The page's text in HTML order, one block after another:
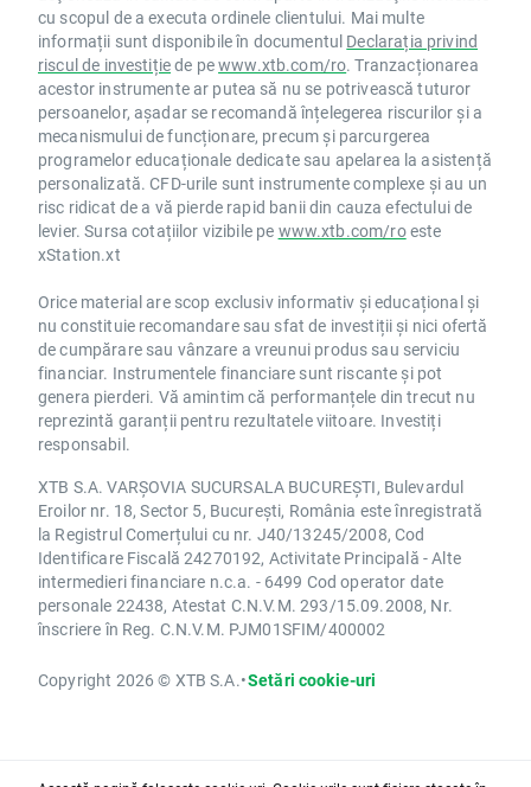
cu scopul de a executa ordinele clientului. Mai multe
informații sunt disponibile în documentul Declarația privind
riscul de investițiede pewww.xtb.com/ro. Tranzacționarea
acestor instrumente ar putea să nu se potrivească tuturor
persoanelor, așadar se recomandă înțelegerea riscurilor și a
mecanismului de funcționare, precum și parcurgerea
programelor educaționale dedicate sau apelarea la asistență
personalizată. CFD-urile sunt instrumente complexe și au un
risc ridicat de a vă pierde rapid banii din cauza efectului de
levier. Sursa cotațiilor vizibile pe www.xtb.com/roeste
xStation.xt
Orice material are scop exclusiv informativ și educațional și
nu constituie recomandare sau sfat de investiții și nici ofertă
de cumpărare sau vânzare a vreunui produs sau serviciu
financiar. Instrumentele financiare sunt riscante și pot
genera pierderi. Vă amintim că performanțele din trecut nu
reprezintă garanții pentru rezultatele viitoare. Investiți
responsabil.
XTB S.A. VARȘOVIA SUCURSALA BUCUREȘTI, Bulevardul
Eroilor nr. 18, Sector 5, București, România este înregistrată
la Registrul Comerțului cu nr. J40/13245/2008, Cod
Identificare Fiscală 24270192, Activitate Principală - Alte
intermedieri financiare n.c.a. - 6499 Cod operator date
personale 22438, Atestat C.N.V.M. 293/15.09.2008, Nr.
înscriere în Reg. C.N.V.M. PJM01SFIM/400002
Copyright 2026 © XTB S.A.•Setări cookie-uri